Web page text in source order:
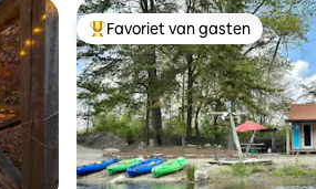
Topfavoriet van gasten
Favoriet van gasten